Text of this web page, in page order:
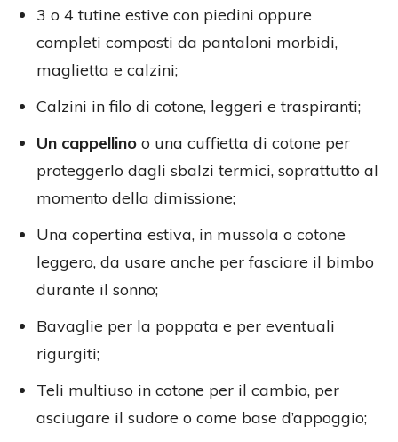
3 o 4 tutine estive con piedini oppure
completi composti da pantaloni morbidi,
maglietta e calzini;
Calzini in filo di cotone, leggeri e traspiranti;
Un cappellino o una cuffietta di cotone per
proteggerlo dagli sbalzi termici, soprattutto al
momento della dimissione;
Una copertina estiva, in mussola o cotone
leggero, da usare anche per fasciare il bimbo
durante il sonno;
Bavaglie per la poppata e per eventuali
rigurgiti;
Teli multiuso in cotone per il cambio, per
asciugare il sudore o come base d’appoggio;